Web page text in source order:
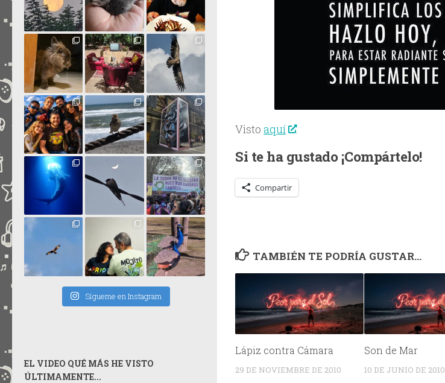
Visto aquí .
Si te ha gustado ¡Compártelo!
Compartir
TAMBIÉN TE PODRÍA GUSTAR...
Lápiz contra Cámara
29 DE NOVIEMBRE DE 2010
Son de Mar
10 DE JUNIO DE 2010
Sígueme en Instagram
EL VIDEO QUÉ MÁS HE VISTO
ÚLTIMAMENTE...